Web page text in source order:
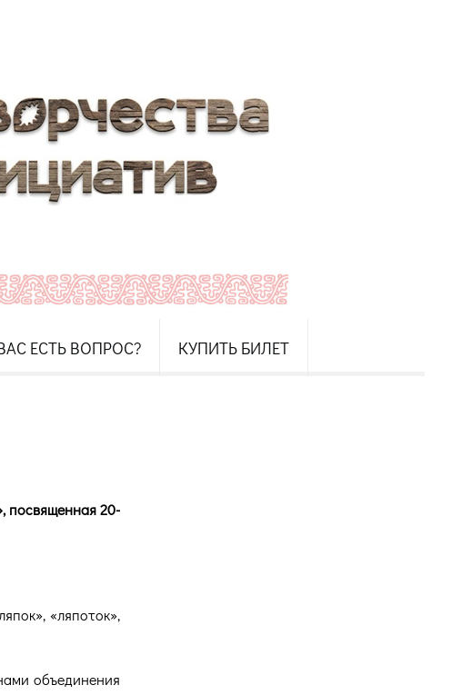
ЕСТЬ ВОПРОС? КУПИТЬ БИЛЕТ
посвященная 20-
«ляпоток»,
объединения